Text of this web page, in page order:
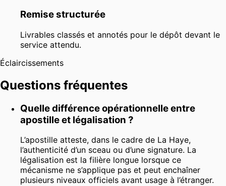
Remise structurée
Livrables classés et annotés pour le dépôt devant le
service attendu.
Éclaircissements
Questions fréquentes
Quelle différence opérationnelle entre
apostille et légalisation ?
L’apostille atteste, dans le cadre de La Haye,
l’authenticité d’un sceau ou d’une signature. La
légalisation est la filière longue lorsque ce
mécanisme ne s’applique pas et peut enchaîner
plusieurs niveaux officiels avant usage à l’étranger.